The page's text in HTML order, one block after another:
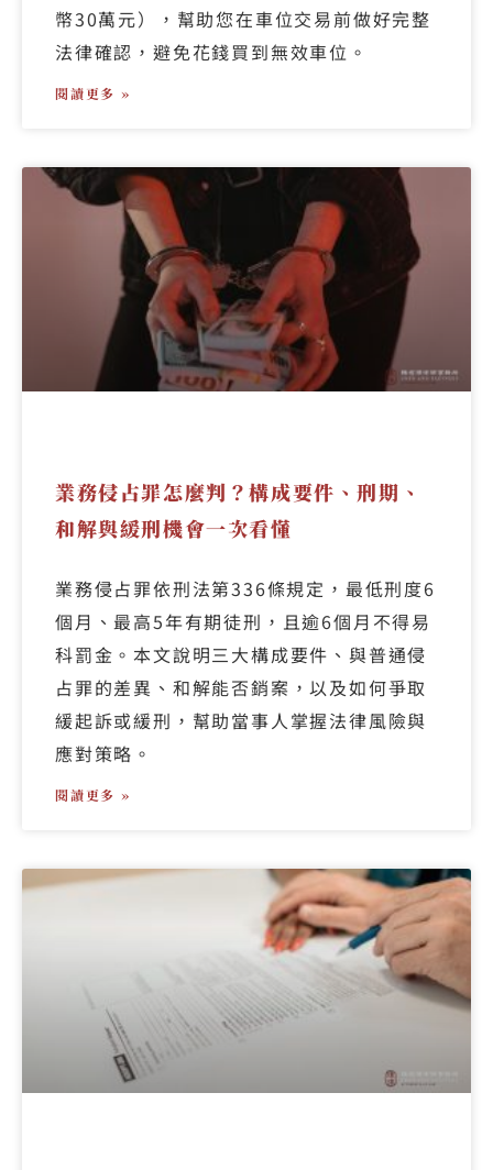
幣30萬元），幫助您在車位交易前做好完整
法律確認，避免花錢買到無效車位。
閱讀更多 »
業務侵占罪怎麼判？構成要件、刑期、
和解與緩刑機會一次看懂
業務侵占罪依刑法第336條規定，最低刑度6
個月、最高5年有期徒刑，且逾6個月不得易
科罰金。本文說明三大構成要件、與普通侵
占罪的差異、和解能否銷案，以及如何爭取
緩起訴或緩刑，幫助當事人掌握法律風險與
應對策略。
閱讀更多 »